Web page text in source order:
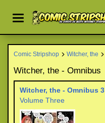
Comic Stripshop Witcher, the
Witcher, the - Omnibus
Witcher, the - Omnibus 3
Volume Three